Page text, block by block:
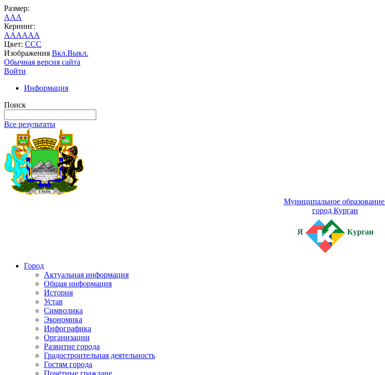
Размер:
AAA
Кернинг:
AAAAAA
Цвет: CCC
Изображения Вкл.Выкл.
Обычная версия сайта
Войти
Информация
Поиск
Все результаты
Муниципальное образование
город Курган
Я Курган
Город
Актуальная информация
Общая информация
История
Устав
Символика
Экономика
Инфографика
Организации
Развитие города
Градостроительная деятельность
Гостям города
Почётные граждане